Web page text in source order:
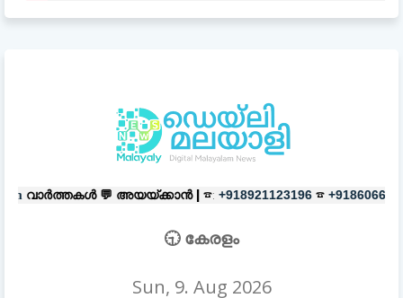
അയയ്ക്കാൻ | ☎: +918921123196 ☎ +918606657037
🕤 കേരളം